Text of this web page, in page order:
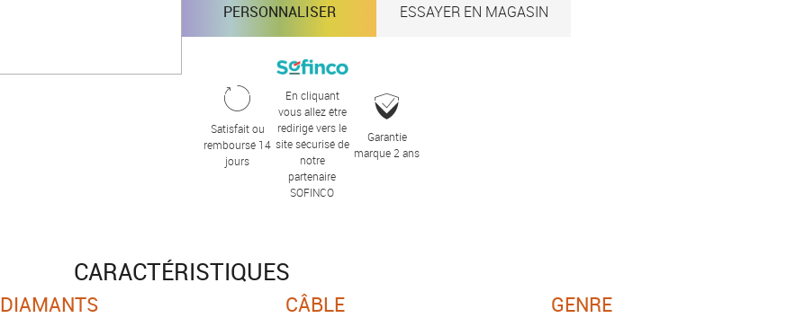
PERSONNALISER ESSAYER EN MAGASIN
Satisfait ou
remboursé 14
jours
En cliquant
vous allez être
redirigé vers le
site sécurisé de
notre
partenaire
SOFINCO
Garantie
marque 2 ans
CARACTÉRISTIQUES
DIAMANTS CÂBLE GENRE